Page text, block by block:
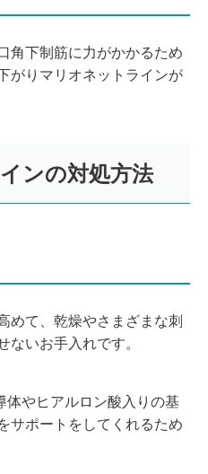
角下制筋に力がかかるため
がりマリオネットラインが
ンの対処方法
めて、乾燥やさまざまな刺
ないお手入れです。
体やヒアルロン酸入りの基
サポートをしてくれるため